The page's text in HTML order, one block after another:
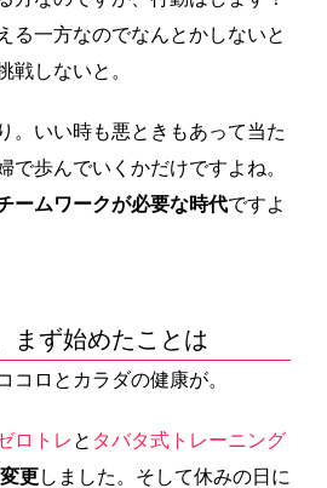
る一方なのでなんとかしないと
戦しないと。
。いい時も悪ときもあって当た
で歩んでいくかだけですよね。
ームワークが必要な時代ですよ
まず始めたことは
コロとカラダの健康が。
ロトレ と タバタ式トレーニング
更しました。そして休みの日に